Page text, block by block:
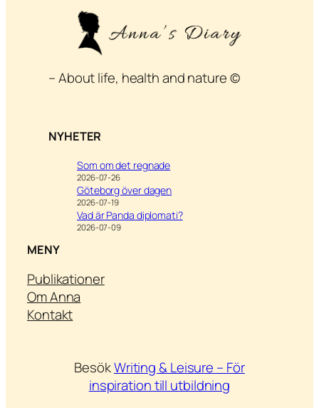
– About life, health and nature ©
NYHETER
Som om det regnade
2026-07-26
Göteborg över dagen
2026-07-19
Vad är Panda diplomati?
2026-07-09
MENY
Publikationer
Om Anna
Kontakt
BesökWriting & Leisure – För
inspiration till utbildning